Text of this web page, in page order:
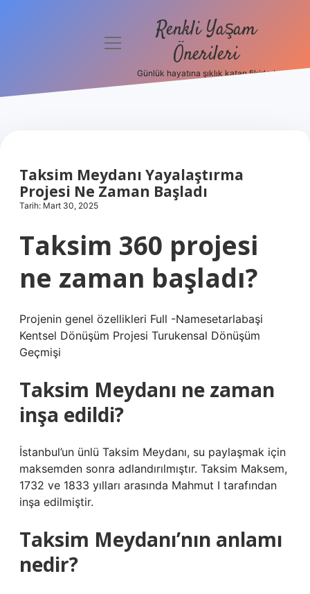
Hakkımızda
menüyü
Renkli Yaşam
Önerileri
Günlük hayatına şıklık katan fikirler!
Taksim Meydanı Yayalaştırma
Projesi Ne Zaman Başladı
Tarih: Mart 30, 2025
Taksim 360 projesi
ne zaman başladı?
Projenin genel özellikleri Full -Namesetarlabaşi
Kentsel Dönüşüm Projesi Turukensal Dönüşüm
Geçmişi
Taksim Meydanı ne zaman
inşa edildi?
İstanbul’un ünlü Taksim Meydanı, su paylaşmak için
maksemden sonra adlandırılmıştır. Taksim Maksem,
1732 ve 1833 yılları arasında Mahmut I tarafından
inşa edilmiştir.
Taksim Meydanı’nın anlamı
nedir?